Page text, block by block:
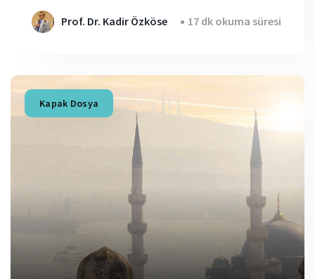
Prof. Dr. Kadir Özköse 17 dk okuma süresi
Kapak Dosya